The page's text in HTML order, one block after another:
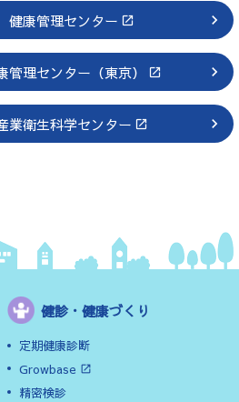
健康管理センター
管理センター（東京）
業衛生科学センター
健診・健康づくり
定期健康診断
Growbase
精密検診